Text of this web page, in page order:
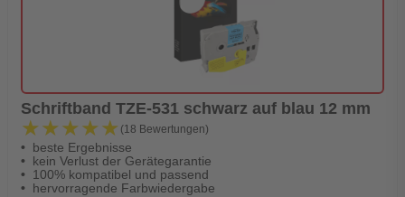
Schriftband TZE-531 schwarz auf blau 12 mm
★★★★★
★★★★★ (18 Bewertungen)
beste Ergebnisse
kein Verlust der Gerätegarantie
100% kompatibel und passend
hervorragende Farbwiedergabe